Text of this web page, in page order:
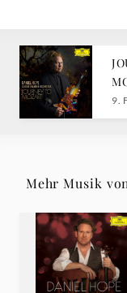
9.
Mehr Musik